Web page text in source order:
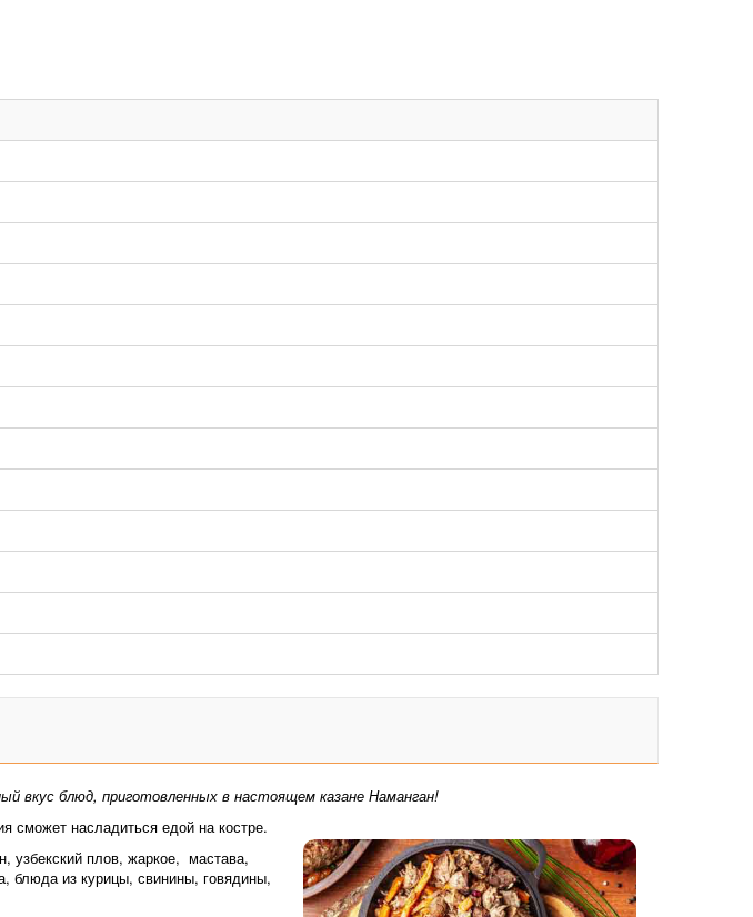
вкус блюд, приготовленных в настоящем казане Наманган!
сможет насладиться едой на костре.
узбекский плов, жаркое, мастава,
блюда из курицы, свинины, говядины,